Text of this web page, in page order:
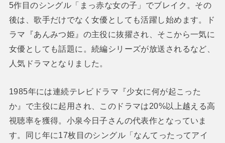
5作目のシングル「まっ赤な女の子」でブレイク。その
後は、歌手だけでなく女優としても活躍し始めます。ド
ラマ『あんみつ姫』の主役に抜擢され、そこから一気に
女優としても話題に。続編シリーズが放送されるなど、
人気ドラマとなりました。
1985年には連続テレビドラマ『少女に何が起こった
か』で主役に起用され、このドラマは20%以上越える高
視聴率を獲得。小泉今日子さんの代表作となっていま
す。同じ年に17枚目のシングル「なんてったってアイ